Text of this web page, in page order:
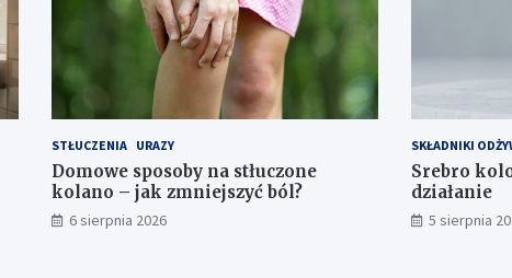
STŁUCZENIA URAZY
Domowe sposoby na stłuczone
kolano – jak zmniejszyć ból?
6 sierpnia 2026
SKŁADNIKI
Srebro
działanie
5 sierpnia